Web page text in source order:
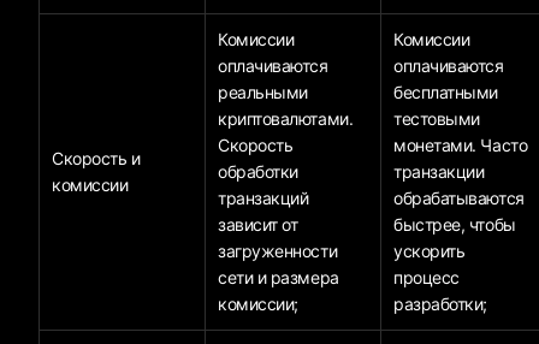
Скорость и
комиссии
Комиссии
оплачиваются
реальными
криптовалютами.
Скорость
обработки
транзакций
зависит от
загруженности
сети и размера
комиссии;
Комиссии
оплачиваются
бесплатными
тестовыми
монетами. Часто
транзакции
обрабатываются
быстрее, чтобы
ускорить
процесс
разработки;